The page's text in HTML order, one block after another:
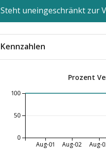
Steht uneingeschränkt zur
Kennzahlen
Prozent
Aug-01 Aug-02 Aug-
0
50
100